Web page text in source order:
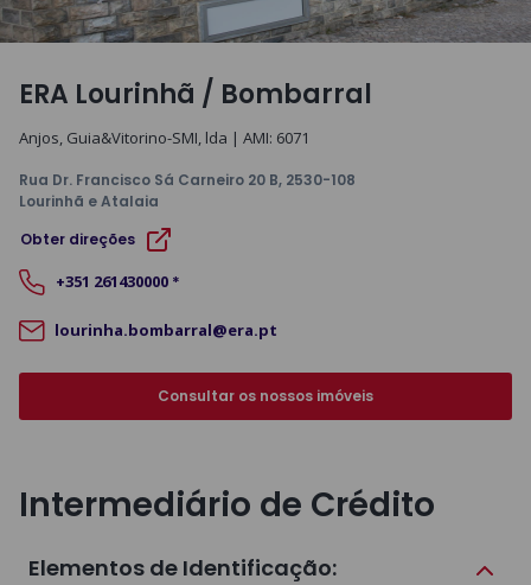
ERA Lourinhã / Bombarral
Anjos, Guia&Vitorino-SMI, lda | AMI: 6071
Rua Dr. Francisco Sá Carneiro 20 B, 2530-108
Lourinhã e Atalaia
Obter direções
+351 261430000 *
lourinha.bombarral@era.pt
Consultar os nossos imóveis
Intermediário de Crédito
Elementos de Identificação: